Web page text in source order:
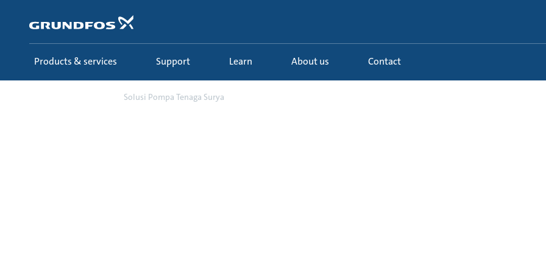
content
Products & services Support Learn About us Contact
Solusi Pompa Tenaga Surya